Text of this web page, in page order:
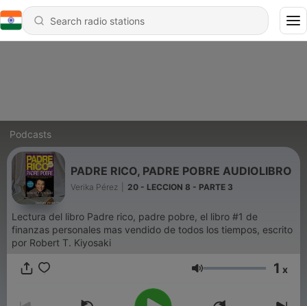
Podcasts
PADRE RICO, PADRE POBRE AUDIOLIBRO
Verika Pérez 20 - LECCION 8 - PARTE 3
Lectura del libro Padre rico, padre pobre, el libro #1 de
finanzas personales mas vendido de todos los tiempos, escrito
por Robert T. Kiyosaki
Volume 1 x